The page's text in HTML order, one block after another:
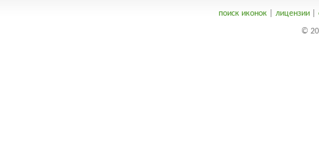
поиск иконок| лицензии|
©